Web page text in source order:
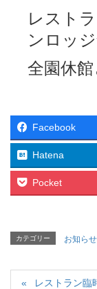
レスト
ンロッ
全園休
Facebook
Hatena
Pocket
カテゴリー お知らせ
レストラン臨